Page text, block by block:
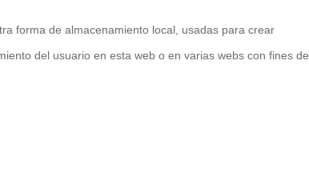
forma de almacenamiento local, usadas para crear
del usuario en esta web o en varias webs con fines de